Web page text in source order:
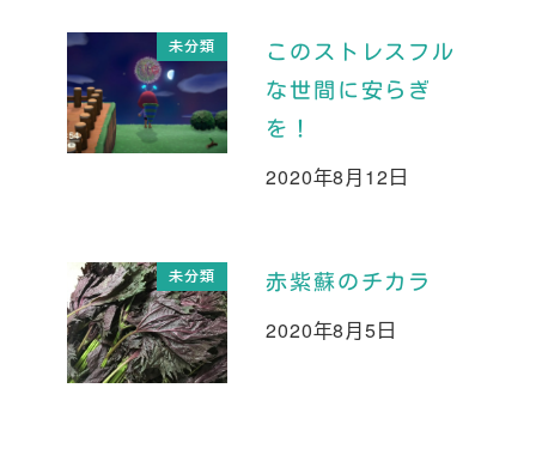
未分類
このストレスフル
な世間に安らぎ
を！
投稿日
2020年8月12日
未分類 赤紫蘇のチカラ
投稿日
2020年8月5日